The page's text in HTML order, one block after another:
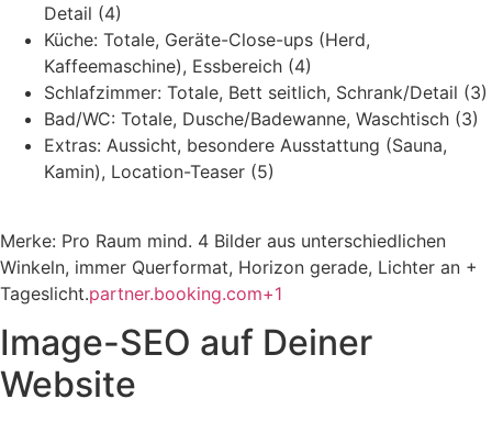
Detail (4)
Küche: Totale, Geräte-Close-ups (Herd,
Kaffeemaschine), Essbereich (4)
Schlafzimmer: Totale, Bett seitlich, Schrank/Detail (3)
Bad/WC: Totale, Dusche/Badewanne, Waschtisch (3)
Extras: Aussicht, besondere Ausstattung (Sauna,
Kamin), Location-Teaser (5)
Merke: Pro Raum mind. 4 Bilder aus unterschiedlichen
Winkeln, immer Querformat, Horizon gerade, Lichter an +
Tageslicht.partner.booking.com+1
Image-SEO auf Deiner
Website